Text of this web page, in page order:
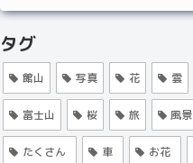
タグ
館山 写真 花 雲
富士山 桜 旅 風景
たくさん 車 お花